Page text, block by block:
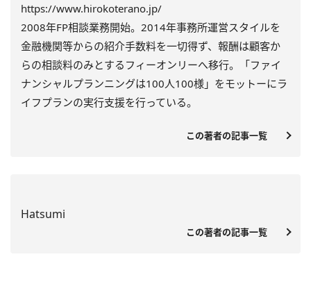
https://www.hirokoterano.jp/
2008年FP相談業務開始。2014年事務所運営スタイルを
金融機関等からの紹介手数料を一切得ず、報酬は顧客か
らの相談料のみとするフィーオンリーへ移行。「ファイ
ナンシャルプランニングは100人100様」をモットーにラ
イフプランの実行支援を行っている。
この著者の記事一覧
Hatsumi
この著者の記事一覧